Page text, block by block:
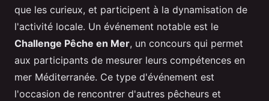
que les curieux, et participent à la dynamisation de
l'activité locale. Un événement notable est le
Challenge Pêche en Mer, un concours qui permet
aux participants de mesurer leurs compétences en
mer Méditerranée. Ce type d'événement est
l'occasion de rencontrer d'autres pêcheurs et